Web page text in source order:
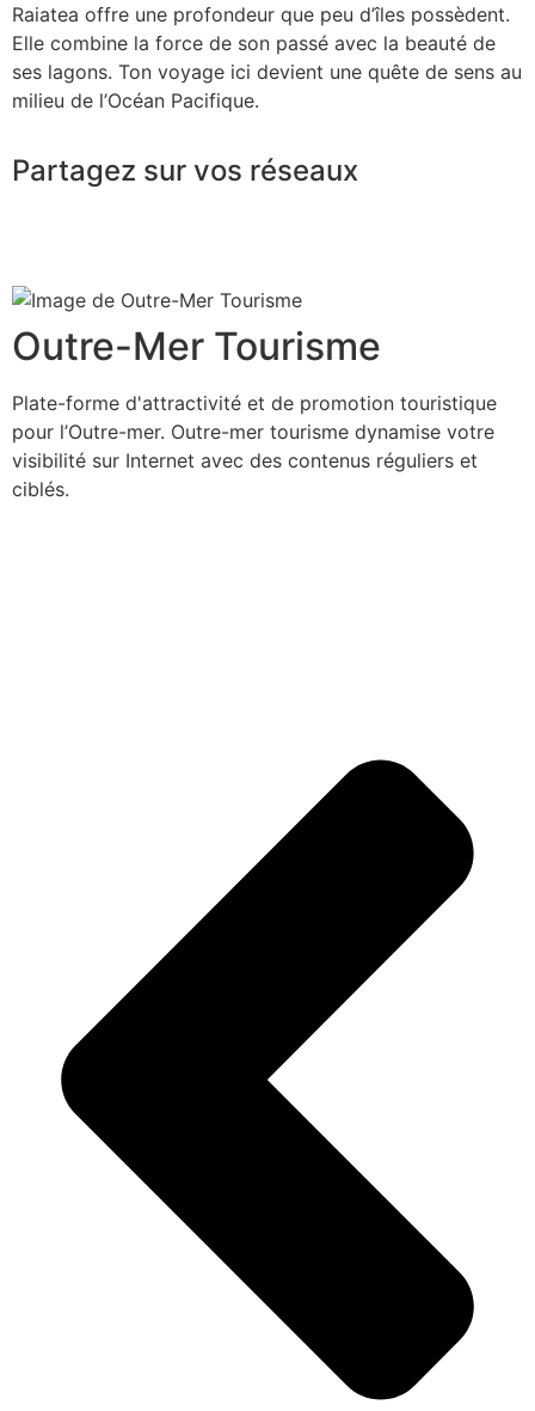
Raiatea offre une profondeur que peu d’îles possèdent.
Elle combine la force de son passé avec la beauté de
ses lagons. Ton voyage ici devient une quête de sens au
milieu de l’Océan Pacifique.
Partagez sur vos réseaux
Outre-Mer Tourisme
Plate-forme d'attractivité et de promotion touristique
pour l’Outre-mer. Outre-mer tourisme dynamise votre
visibilité sur Internet avec des contenus réguliers et
ciblés.